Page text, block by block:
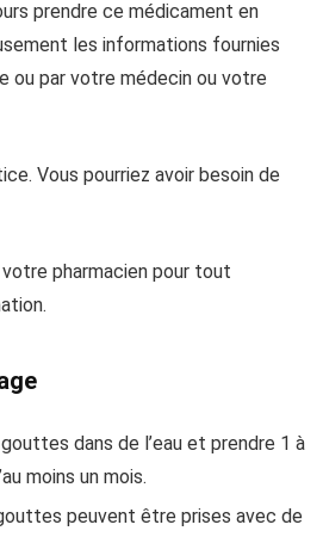
prendre ce médicament en
les informations fournies
ou par votre médecin ou votre
Vous pourriez avoir besoin de
pharmacien pour tout
dans de l’eau et prendre 1 à
moins un mois.
peuvent être prises avec de